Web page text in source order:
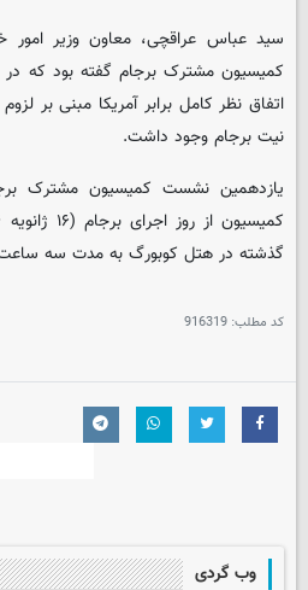
سید عباس عراقچی، معاون وزیر امور
کمیسیون مشترک برجام گفته بود که
اتفاق نظر کامل برابر آمریکا مبنی بر
نیت برجام وجود داشت.
یازدهمین نشست کمیسیون مشترک
گذشته در هتل کوبورگ به مدت سه
کد مطلب: 916319
وب گردی